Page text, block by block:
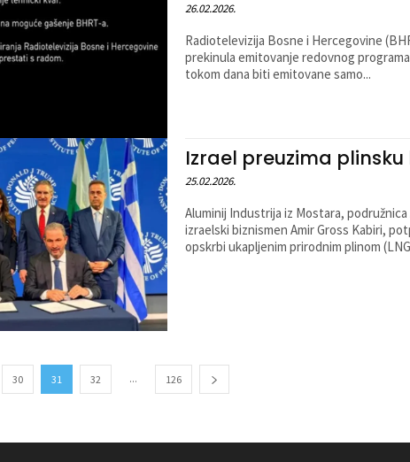
26.02.2026.
Radiotelevizija Bosne i Hercegovine
prekinula emitovanje redovnog
tokom dana biti emitovane samo...
Izrael preuzima plinsku
25.02.2026.
Aluminij Industrija iz Mostara,
izraelski biznismen Amir Gross Kabiri,
opskrbi ukapljenim prirodnim plinom
30 31 32 ... 126